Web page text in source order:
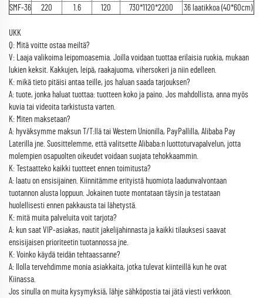
SMF-36
220 1.6 120 730*1120*2200 36 laatikkoa (40*60cm)
UKK
Q: Mitä voitte ostaa meiltä?
V: Laaja valikoima leipomoasemia. Joilla voidaan tuottaa erilaisia ruokia, mukaan
lukien keksit. Kakkujen, leipä, raakajuoma, vihersokeri ja niin edelleen.
K: mikä tieto pitäisi antaa teille, jos haluan saada tarjouksen?
A: tuote, jonka haluat tuottaa: tuotteen koko ja paino. Jos mahdollista, anna myös
kuvia tai videoita tarkistusta varten.
K: Miten maksetaan?
A: hyväksymme maksun T/T:llä tai Western Unionilla, PayPallilla, Alibaba Pay
Laterilla jne. Suosittelemme, että valitsette Alibaba:n luottoturvapalvelun, jotta
molempien osapuolten oikeudet voidaan suojata tehokkaammin.
K: Testaatteko kaikki tuotteet ennen toimitusta?
A: laatu on ensisijainen. Kiinnitämme erityistä huomiota laadunvalvontaan
tuotannon alusta loppuun. Jokainen tuote montataan täysin ja testataan
huolellisesti ennen pakkausta tai lähetystä.
K: mitä muita palveluita voit tarjota?
A: kun saat VIP-asiakas, nautit jakelijahinnasta ja kaikki tilauksesi saavat
ensisijaisen prioriteetin tuotannossa jne.
K: Voinko käydä teidän tehtaassanne?
A: Ilolla tervehdimme monia asiakkaita, jotka tulevat kiinteillä kun he ovat
Kiinassa.
Jos sinulla on muita kysymyksiä, lähje sähköpostia tai jätä viesti verkkoon.